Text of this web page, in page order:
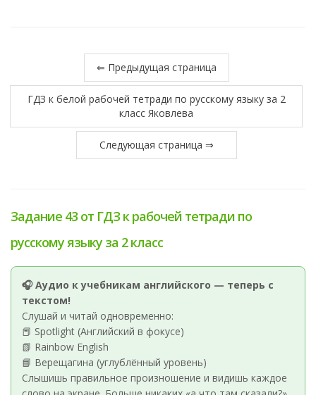
⇐ Предыдущая страница
ГДЗ к белой рабочей тетради по русскому языку за 2
класс Яковлева
Следующая страница ⇒
Задание 43 от ГДЗ к рабочей тетради по
русскому языку за 2 класс
🎧 Аудио к учебникам английского — теперь с
текстом!
Слушай и читай одновременно:
📕 Spotlight (Английский в фокусе)
📗 Rainbow English
📘 Верещагина (углублённый уровень)
Слышишь правильное произношение и видишь каждое